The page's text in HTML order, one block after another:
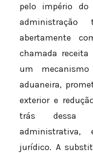
pelo império
abertamente
chamada
um
aduaneira,
exterior e
trás dessa
administrativa,
jurídico. A